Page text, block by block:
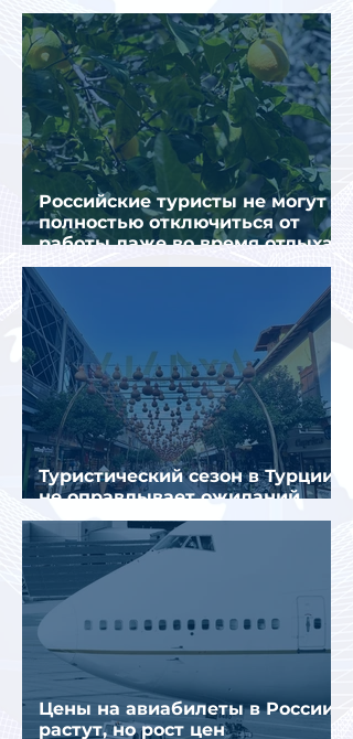
загрузка остается низкой
Российские туристы не могут
полностью отключиться от
работы даже во время отдыха
в Турции
Туристический сезон в Турции
не оправдывает ожиданий
отрасли
Цены на авиабилеты в России
растут, но рост цен